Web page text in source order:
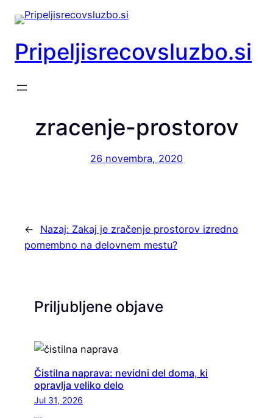
Preskoči
na
vsebino
Pripeljisrecovsluzbo.si
zracenje-prostorov
26 novembra, 2020
← Nazaj: Zakaj je zračenje prostorov izredno
pomembno na delovnem mestu?
Priljubljene objave
Čistilna naprava: nevidni del doma, ki
opravlja veliko delo
Jul 31, 2026